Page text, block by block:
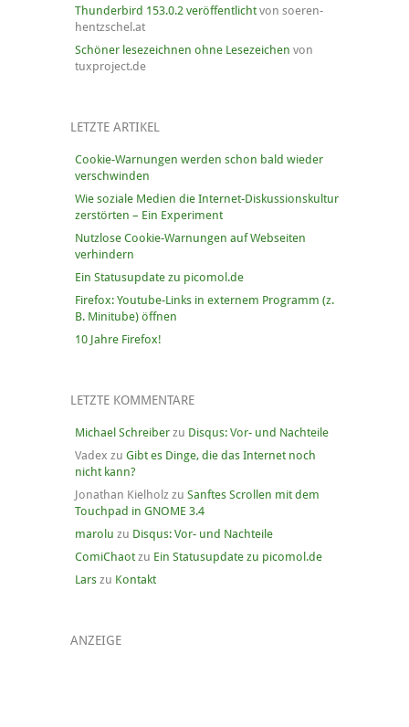
Thunderbird 153.0.2 veröffentlichtvon soeren-
hentzschel.at
Schöner lesezeichnen ohne Lesezeichen von
tuxproject.de
LETZTE ARTIKEL
Cookie-Warnungen werden schon bald wieder
verschwinden
Wie soziale Medien die Internet-Diskussionskultur
zerstörten – Ein Experiment
Nutzlose Cookie-Warnungen auf Webseiten
verhindern
Ein Statusupdate zu picomol.de
Firefox: Youtube-Links in externem Programm (z.
B. Minitube) öffnen
10 Jahre Firefox!
LETZTE KOMMENTARE
Michael Schreiberzu Disqus: Vor- und Nachteile
Vadex zu Gibt es Dinge, die das Internet noch
nicht kann?
Jonathan Kielholz zu Sanftes Scrollen mit dem
Touchpad in GNOME 3.4
marolu zu Disqus: Vor- und Nachteile
ComiChaotzu Ein Statusupdate zu picomol.de
Larszu Kontakt
ANZEIGE